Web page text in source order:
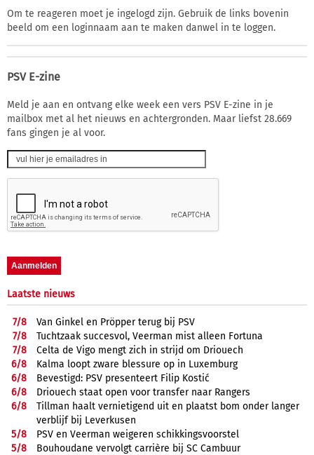
Om te reageren moet je ingelogd zijn. Gebruik de links bovenin
beeld om een loginnaam aan te maken danwel in te loggen.
PSV E-zine
Meld je aan en ontvang elke week een vers PSV E-zine in je
mailbox met al het nieuws en achtergronden. Maar liefst 28.669
fans gingen je al voor.
Laatste nieuws
7/8
Van Ginkel en Pröpper terug bij PSV
7/8
Tuchtzaak succesvol, Veerman mist alleen Fortuna
7/8
Celta de Vigo mengt zich in strijd om Driouech
6/8
Kalma loopt zware blessure op in Luxemburg
6/8
Bevestigd: PSV presenteert Filip Kostić
6/8
Driouech staat open voor transfer naar Rangers
6/8
Tillman haalt vernietigend uit en plaatst bom onder langer
verblijf bij Leverkusen
5/8
PSV en Veerman weigeren schikkingsvoorstel
5/8
Bouhoudane vervolgt carrière bij SC Cambuur